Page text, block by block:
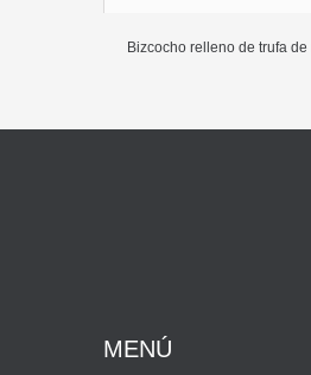
Bizcocho relleno de trufa
MENÚ